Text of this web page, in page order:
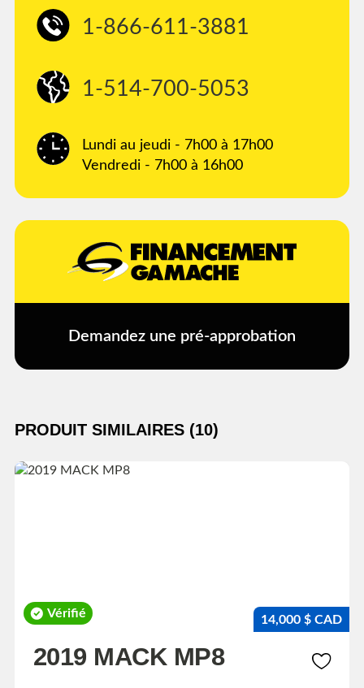
1-866-611-3881
1-514-700-5053
Lundi au jeudi - 7h00 à 17h00
Vendredi - 7h00 à 16h00
Demandez une pré-approbation
PRODUIT SIMILAIRES (10)
Vérifié 14,000 $ CAD
2019 MACK MP8